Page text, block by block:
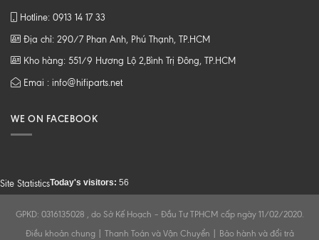
Hotline: 0913 14 17 33
Địa chỉ: 290/7 Phan Anh, Phú Thạnh, TP.HCM
Kho hàng: 551/9 Hương Lộ 2,Bình Trị Đông, TP.HCM
Emai : info@hifiparts.net
WE ON FACEBOOK
Site StatisticsToday's visitors: 56
GPKD: 0316135028 , do Sở Kế Hoạch – Đầu Tư TPHCM cấp ngày 11/02/2020.
Điều khoản chung| Thanh Toán và Vận Chuyển Bảo hành và đổi trả